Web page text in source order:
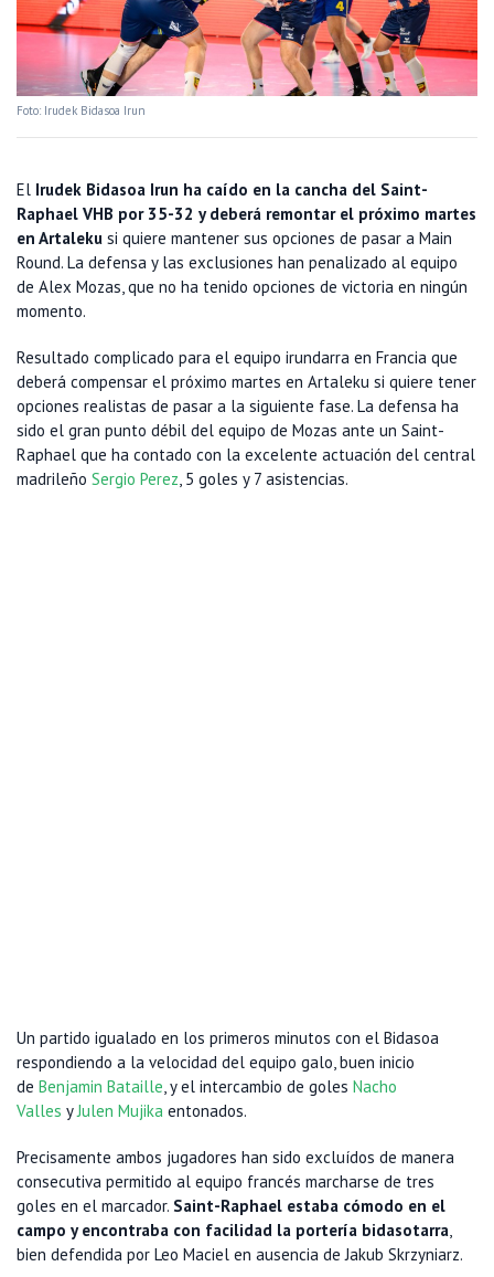
Foto: Irudek Bidasoa Irun
El Irudek Bidasoa Irun ha caído en la cancha del Saint-
Raphael VHB por 35-32 y deberá remontar el próximo martes
en Artaleku si quiere mantener sus opciones de pasar a Main
Round. La defensa y las exclusiones han penalizado al equipo
de Alex Mozas, que no ha tenido opciones de victoria en ningún
momento.
Resultado complicado para el equipo irundarra en Francia que
deberá compensar el próximo martes en Artaleku si quiere tener
opciones realistas de pasar a la siguiente fase. La defensa ha
sido el gran punto débil del equipo de Mozas ante un Saint-
Raphael que ha contado con la excelente actuación del central
madrileño Sergio Perez, 5 goles y 7 asistencias.
Un partido igualado en los primeros minutos con el Bidasoa
respondiendo a la velocidad del equipo galo, buen inicio
de Benjamin Bataille, y el intercambio de goles Nacho
Valles yJulen Mujika entonados.
Precisamente ambos jugadores han sido excluídos de manera
consecutiva permitido al equipo francés marcharse de tres
goles en el marcador. Saint-Raphael estaba cómodo en el
campo y encontraba con facilidad la portería bidasotarra,
bien defendida por Leo Maciel en ausencia de Jakub Skrzyniarz.